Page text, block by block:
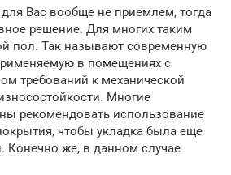
Вас вообще не приемлем, тогда
решение. Для многих таким
пол. Так называют современную
в помещениях с
требований к механической
Многие
рекомендовать использование
чтобы укладка была еще
Конечно же, в данном случае